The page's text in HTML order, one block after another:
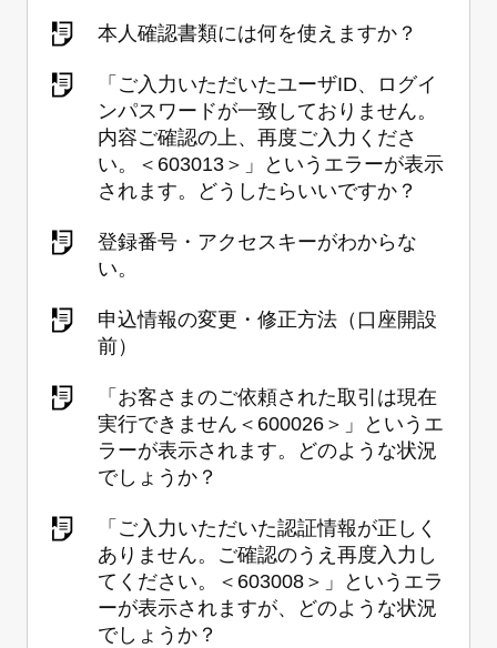
本人確認書類には何を使えますか？
「ご入力いただいたユーザID、ログイ
ンパスワードが一致しておりません。
内容ご確認の上、再度ご入力くださ
い。＜603013＞」というエラーが表示
されます。どうしたらいいですか？
登録番号・アクセスキーがわからな
い。
申込情報の変更・修正方法（口座開設
前）
「お客さまのご依頼された取引は現在
実行できません＜600026＞」というエ
ラーが表示されます。どのような状況
でしょうか？
「ご入力いただいた認証情報が正しく
ありません。ご確認のうえ再度入力し
てください。＜603008＞」というエラ
ーが表示されますが、どのような状況
でしょうか？